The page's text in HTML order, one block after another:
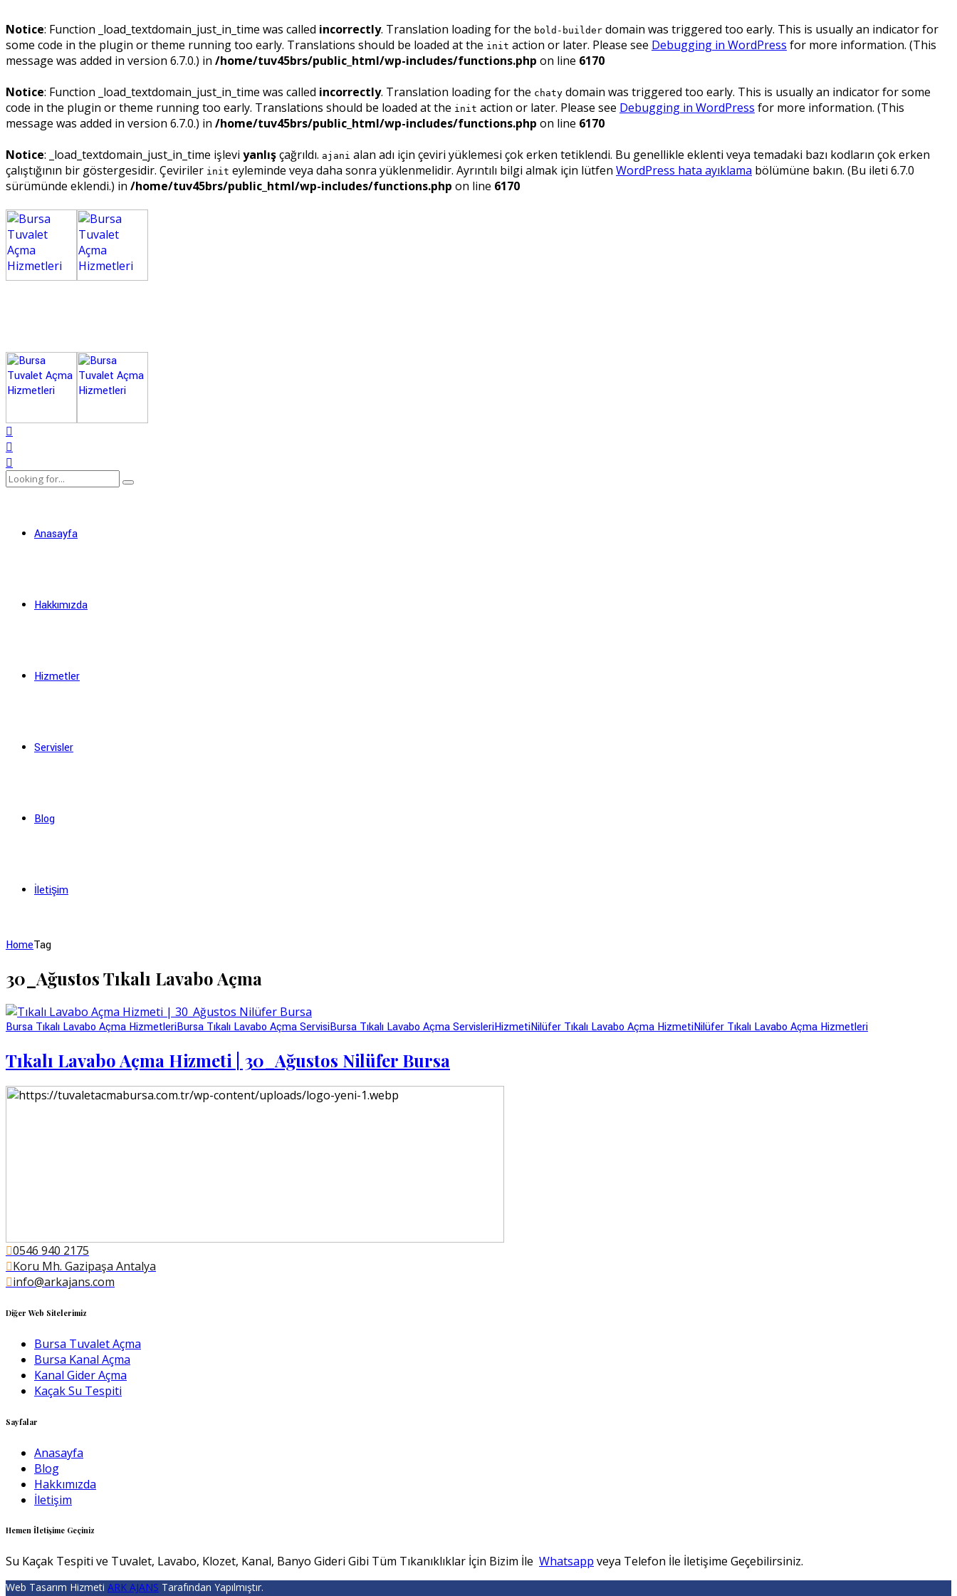
Notice: Function _load_textdomain_just_in_time was called incorrectly. Translation loading for the bold-builder domain was triggered too early. This is usually an indicator for
some code in the plugin or theme running too early. Translations should be loaded at the init action or later. Please see Debugging in WordPress for more information. (This
message was added in version 6.7.0.) in /home/tuv45brs/public_html/wp-includes/functions.php on line 6170
Notice: Function _load_textdomain_just_in_time was called incorrectly. Translation loading for the chaty domain was triggered too early. This is usually an indicator for some
code in the plugin or theme running too early. Translations should be loaded at the init action or later. Please see Debugging in WordPress for more information. (This
message was added in version 6.7.0.) in /home/tuv45brs/public_html/wp-includes/functions.php on line 6170
Notice: _load_textdomain_just_in_time işlevi yanlışçağrıldı. ajani alan adı için çeviri yüklemesi çok erken tetiklendi. Bu genellikle eklenti veya temadaki bazı kodların çok erken
çalıştığının bir göstergesidir. Çeviriler init eyleminde veya daha sonra yüklenmelidir. Ayrıntılı bilgi almak için lütfen WordPress hata ayıklama bölümüne bakın. (Bu ileti 6.7.0
sürümünde eklendi.) in /home/tuv45brs/public_html/wp-includes/functions.php on line 6170
Anasayfa
Hakkımızda
Hizmetler
Servisler
Blog
İletişim
HomeTag
30_Ağustos Tıkalı Lavabo Açma
Bursa Tıkalı Lavabo Açma HizmetleriBursa Tıkalı Lavabo Açma ServisiBursa Tıkalı Lavabo Açma ServisleriHizmetiNilüfer Tıkalı Lavabo Açma HizmetiNilüfer Tıkalı Lavabo Açma Hizmetleri
Tıkalı Lavabo Açma Hizmeti | 30_Ağustos Nilüfer Bursa
0546 940 2175
Koru Mh. Gazipaşa Antalya
info@arkajans.com
Diğer Web Sitelerimiz
Bursa Tuvalet Açma
Bursa Kanal Açma
Kanal Gider Açma
Kaçak Su Tespiti
Sayfalar
Anasayfa
Blog
Hakkımızda
İletişim
Hemen İletişime Geçiniz
Su Kaçak Tespiti ve Tuvalet, Lavabo, Klozet, Kanal, Banyo Gideri Gibi Tüm Tıkanıklıklar İçin Bizim İle Whatsapp veya Telefon İle İletişime Geçebilirsiniz.
Web Tasarım Hizmeti ARK AJANS Tarafından Yapılmıştır.